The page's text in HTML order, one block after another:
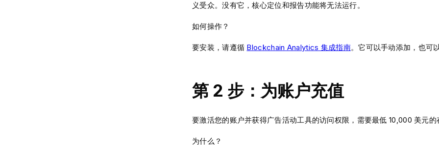
义受众。没有它，核心定位和报告功能将无法运行。
如何操作？
要安装，请遵循 Blockchain Analytics 集成指南。它可以手动添加，也可
第 2 步：为账户充值
要激活您的账户并获得广告活动工具的访问权限，需要最低 10,000 美元的
为什么？